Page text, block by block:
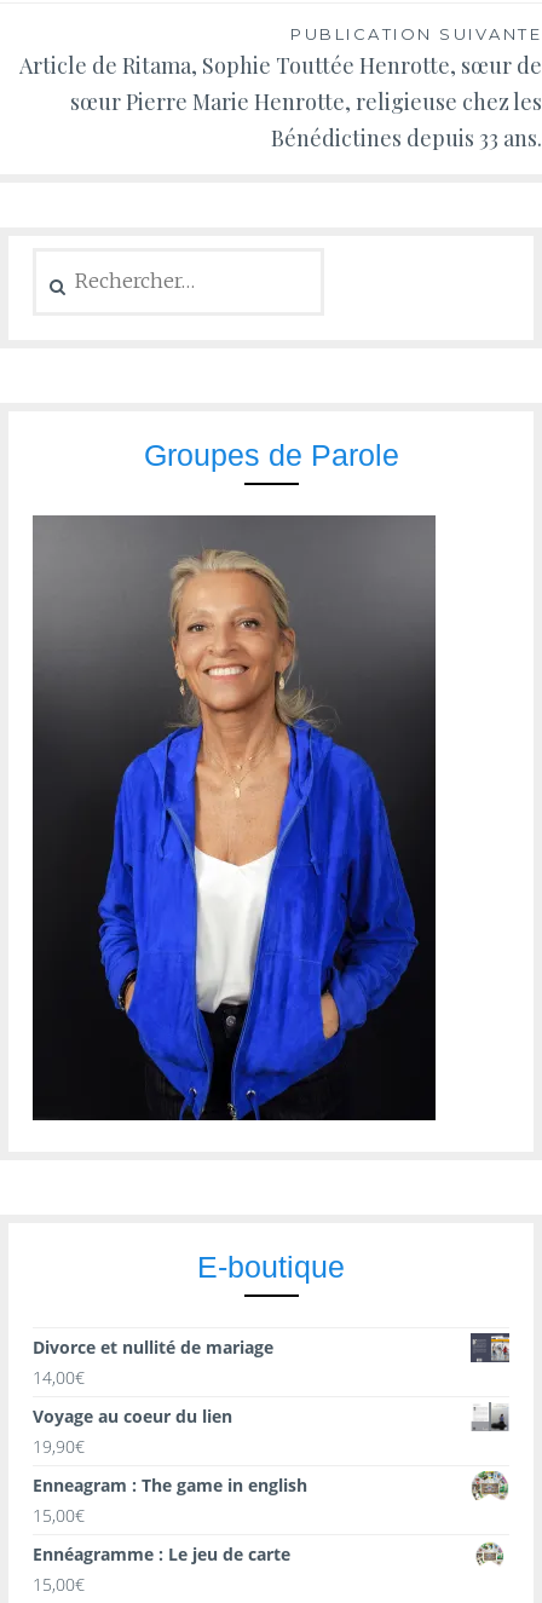
PUBLICATION SUIVANTE
Article de Ritama, Sophie Touttée Henrotte, sœur de
sœur Pierre Marie Henrotte, religieuse chez les
Bénédictines depuis 33 ans.
Groupes de Parole
E-boutique
Divorce et nullité de mariage
14,00€
Voyage au coeur du lien
19,90€
Enneagram : The game in english
15,00€
Ennéagramme : Le jeu de carte
15,00€